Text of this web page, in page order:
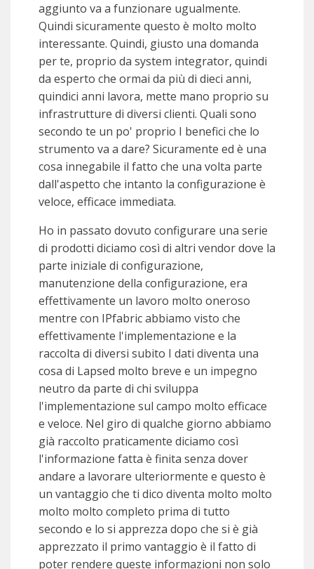
aggiunto va a funzionare ugualmente.
Quindi sicuramente questo è molto molto
interessante. Quindi, giusto una domanda
per te, proprio da system integrator, quindi
da esperto che ormai da più di dieci anni,
quindici anni lavora, mette mano proprio su
infrastrutture di diversi clienti. Quali sono
secondo te un po' proprio I benefici che lo
strumento va a dare? Sicuramente ed è una
cosa innegabile il fatto che una volta parte
dall'aspetto che intanto la configurazione è
veloce, efficace immediata.
Ho in passato dovuto configurare una serie
di prodotti diciamo così di altri vendor dove la
parte iniziale di configurazione,
manutenzione della configurazione, era
effettivamente un lavoro molto oneroso
mentre con IPfabric abbiamo visto che
effettivamente l'implementazione e la
raccolta di diversi subito I dati diventa una
cosa di Lapsed molto breve e un impegno
neutro da parte di chi sviluppa
l'implementazione sul campo molto efficace
e veloce. Nel giro di qualche giorno abbiamo
già raccolto praticamente diciamo così
l'informazione fatta è finita senza dover
andare a lavorare ulteriormente e questo è
un vantaggio che ti dico diventa molto molto
molto molto completo prima di tutto
secondo e lo si apprezza dopo che si è già
apprezzato il primo vantaggio è il fatto di
poter rendere queste informazioni non solo